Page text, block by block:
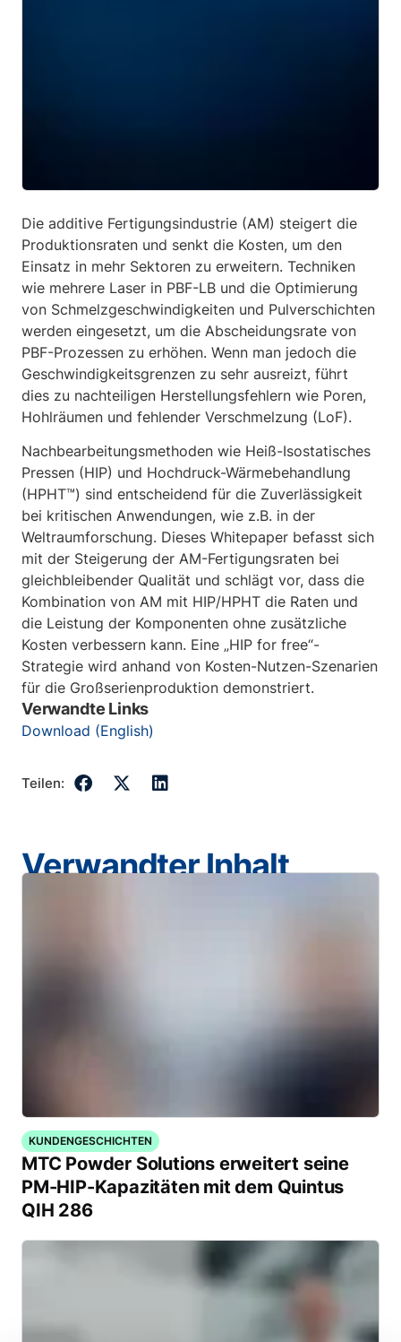
Die additive Fertigungsindustrie (AM) steigert die
Produktionsraten und senkt die Kosten, um den
Einsatz in mehr Sektoren zu erweitern. Techniken
wie mehrere Laser in PBF-LB und die Optimierung
von Schmelzgeschwindigkeiten und Pulverschichten
werden eingesetzt, um die Abscheidungsrate von
PBF-Prozessen zu erhöhen. Wenn man jedoch die
Geschwindigkeitsgrenzen zu sehr ausreizt, führt
dies zu nachteiligen Herstellungsfehlern wie Poren,
Hohlräumen und fehlender Verschmelzung (LoF).
Nachbearbeitungsmethoden wie Heiß-Isostatisches
Pressen (HIP) und Hochdruck-Wärmebehandlung
(HPHT™) sind entscheidend für die Zuverlässigkeit
bei kritischen Anwendungen, wie z.B. in der
Weltraumforschung. Dieses Whitepaper befasst sich
mit der Steigerung der AM-Fertigungsraten bei
gleichbleibender Qualität und schlägt vor, dass die
Kombination von AM mit HIP/HPHT die Raten und
die Leistung der Komponenten ohne zusätzliche
Kosten verbessern kann. Eine „HIP for free“-
Strategie wird anhand von Kosten-Nutzen-Szenarien
für die Großserienproduktion demonstriert.
Verwandte Links
Download (English)
Teilen:
Verwandter Inhalt
KUNDENGESCHICHTEN
MTC Powder Solutions erweitert seine
PM-HIP-Kapazitäten mit dem Quintus
QIH 286